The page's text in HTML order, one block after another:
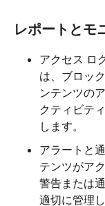
レポートとモ
アクセス ロ
は、ブロッ
ンテンツの
クティビテ
します。
アラートと
テンツがア
警告または
適切に管理し